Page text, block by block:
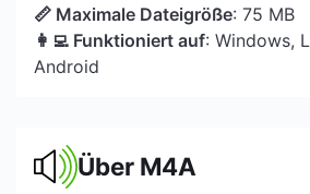
📏 Maximale Dateigröße: 75 MB
👩‍💻 Funktioniert auf: Windows,
Android
Über M4A